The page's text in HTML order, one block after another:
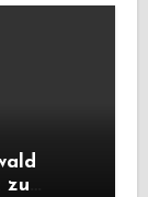
zu